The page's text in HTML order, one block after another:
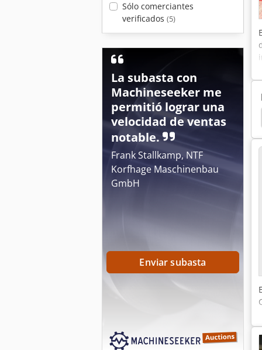
Sólo comerciantes
verificados (5)
La subasta con
Machineseeker me
permitió lograr una
velocidad de ventas
notable.
Frank Stallkamp, NTF
Korfhage Maschinenbau
GmbH
Enviar subasta
Impresion Digital Minolta